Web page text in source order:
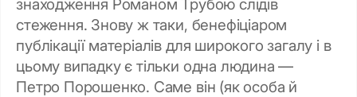
стеження. Знову ж таки, бенефіціаром
публікації матеріалів для широкого загалу і в
цьому випадку є тільки одна людина —
Петро Порошенко. Саме він (як особа й